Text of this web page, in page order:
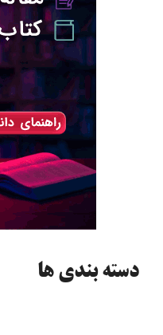
دسته‌ بندی ها